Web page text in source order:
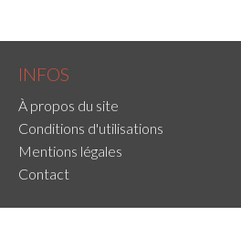
INFOS
À propos du site
Conditions d'utilisations
Mentions légales
Contact